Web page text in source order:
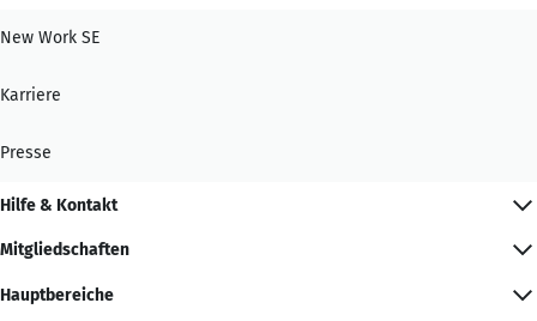
New Work SE
Karriere
Presse
Hilfe & Kontakt
Mitgliedschaften
Hauptbereiche